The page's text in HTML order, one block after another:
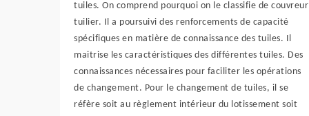
tuiles. On comprend pourquoi on le classifie de couvreur
tuilier. Il a poursuivi des renforcements de capacité
spécifiques en matière de connaissance des tuiles. Il
maitrise les caractéristiques des différentes tuiles. Des
connaissances nécessaires pour faciliter les opérations
de changement. Pour le changement de tuiles, il se
réfère soit au règlement intérieur du lotissement soit